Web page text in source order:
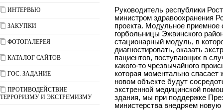
ИНТЕРВЬЮ
ЗАКУПКИ
ФОТОГАЛЕРЕЯ
КАТАЛОГ САЙТОВ
ГОС. ЗАДАНИЕ
ПРОТИВОДЕЙСТВИЕ
ТЕРРОРИЗМУ И ЭКСТРЕМИЗМУ
Руководитель республики
министром здравоохранения
проекта. Модульное приемное
горбольницы Эжвинского
стационарный модуль, в
диагностировать, оказать
пациентов, поступающих в
какого-то чрезвычайного
которая моментально
новом объекте будут
экстренной медицинской
здания, мы при поддержке
министерства внедряем